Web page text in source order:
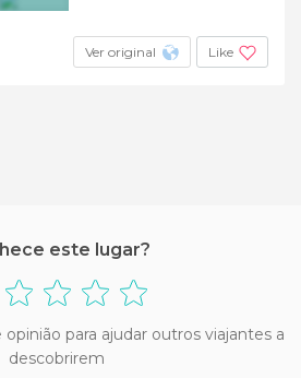
Ver original Like
este lugar?
para ajudar outros viajantes a
descobrirem